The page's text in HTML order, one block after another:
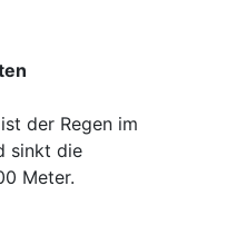
der Regen im
sinkt die
Meter.